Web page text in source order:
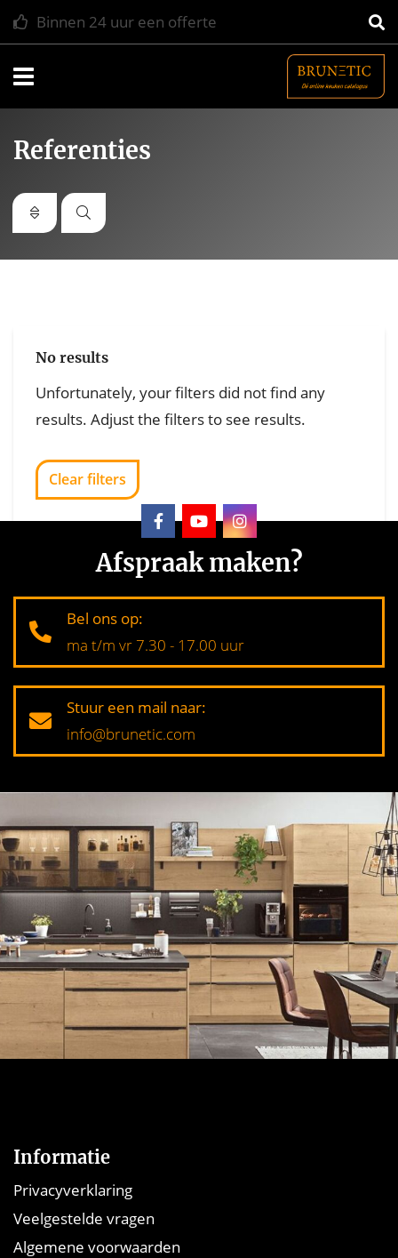
Referenties
No results
Unfortunately, your filters did not find any
results. Adjust the filters to see results.
Clear filters
Grootste online keukenplatform in NL
Navigatie
Afspraak maken?
Bel ons op:
ma t/m vr 7.30 - 17.00 uur
Stuur een mail naar:
info@brunetic.com
Informatie
Privacyverklaring
Veelgestelde vragen
Algemene voorwaarden